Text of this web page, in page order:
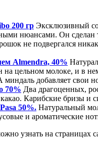
200 гр Эксклюзивный
нюансами. Он сделан
не подвергался
Almendra, 40%
цельном молоке, и в
добавляет свои
70% Два драгоценных,
Карибские бризы
50%. Натуральный
и ароматические
узнать на страницах